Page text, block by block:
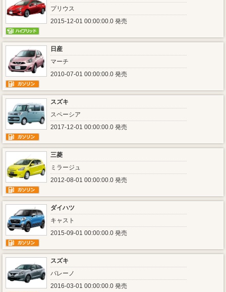
プリウス
2015-12-01 00:00:00.0 発売
日産
マーチ
2010-07-01 00:00:00.0 発売
スズキ
スペーシア
2017-12-01 00:00:00.0 発売
三菱
ミラージュ
2012-08-01 00:00:00.0 発売
ダイハツ
キャスト
2015-09-01 00:00:00.0 発売
スズキ
バレーノ
2016-03-01 00:00:00.0 発売